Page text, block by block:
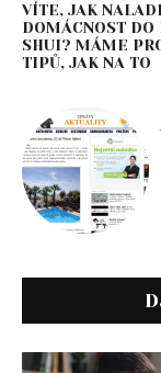
VÍTE, JAK
DOMÁCNOST DO
SHUI? MÁME
TIPŮ, JAK NA TO